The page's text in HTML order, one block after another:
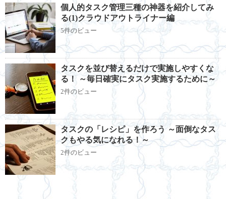
個人的タスク管理三種の神器を紹介してみ
る(1)クラウドアウトライナー編
5件のビュー
タスクを並び替えるだけで実施しやすくな
る！ ～毎日確実にタスク実施するために～
2件のビュー
タスクの「レシピ」を作ろう ～面倒なタス
クもやる気になれる！～
2件のビュー